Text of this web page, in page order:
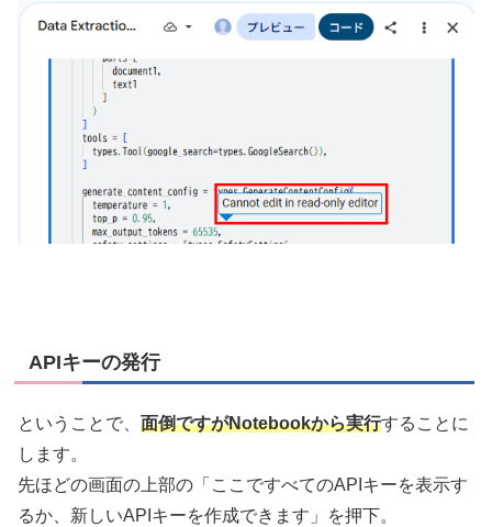
APIキーの発行
ということで、 面倒ですがNotebookから実行することに
します。
先ほどの画面の上部の「ここですべてのAPIキーを表示す
るか、新しいAPIキーを作成できます」を押下。